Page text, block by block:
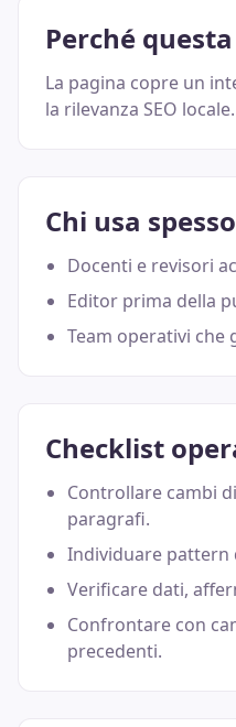
Perché
La pagina copre un
la rilevanza SEO locale.
Chi usa
Docenti e revisori
Editor prima della
Team operativi che
Checklist
Controllare cambi
paragrafi.
Individuare
Verificare dati,
Confrontare con
precedenti.